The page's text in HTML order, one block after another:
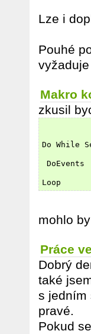
Lze i
Pouhé
Makro
zkusil
Do While
DoEvents
Loop
mohlo
Práce
Dobrý
také
s jedním
pravé.
Pokud